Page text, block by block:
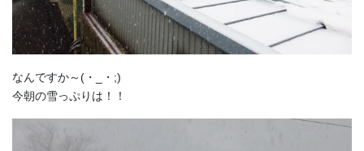
なんですか～(・_・;)
今朝の雪っぷりは！！